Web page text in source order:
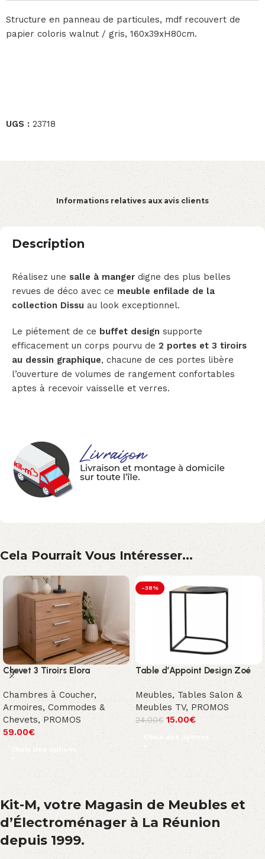
Structure en panneau de particules, mdf recouvert de
papier coloris walnut / gris, 160x39xH80cm.
UGS : 23718
Informations relatives aux avis clients
Description
Réalisez une salle à manger digne des plus belles
revues de déco avec ce meuble enfilade de la
collection Dissu au look exceptionnel.
Le piétement de ce buffet design supporte
efficacement un corps pourvu de 2 portes et 3 tiroirs
au dessin graphique, chacune de ces portes libère
l’ouverture de volumes de rangement confortables
aptes à recevoir vaisselle et verres.
Cela Pourrait Vous Intéresser...
Chevet 3 Tiroirs Elora
Chambres à Coucher,
Armoires, Commodes &
Chevets, PROMOS
59.00€
Choix des options
-38%
Table d’Appoint Design Zoé
Meubles, Tables Salon &
Meubles TV, PROMOS
24.00€ 15.00€
Choix des options
Kit-M, votre Magasin de Meubles et
d’Électroménager à La Réunion
depuis 1999.